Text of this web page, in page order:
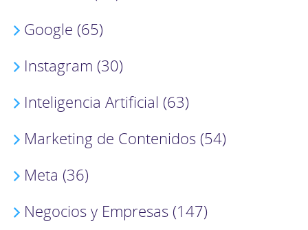
Google (65)
Instagram (30)
Inteligencia Artificial (63)
Marketing de Contenidos (54)
Meta (36)
Negocios y Empresas (147)